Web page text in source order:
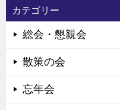
カテゴリー
総会・懇親会
散策の会
忘年会